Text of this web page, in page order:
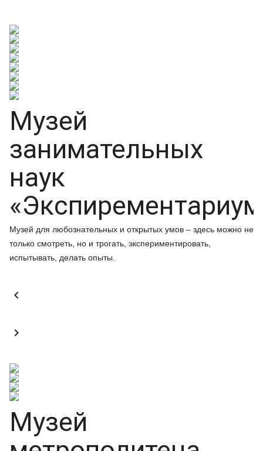
Музей
занимательных
наук
Музей для любознательных и открытых умов – здесь можно не
только смотреть, но и трогать, экспериментировать,
испытывать, делать опыты.


Музей